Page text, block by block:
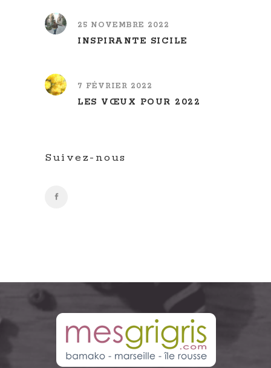
25 NOVEMBRE 2022
INSPIRANTE SICILE
7 FÉVRIER 2022
LES VŒUX POUR 2022
Suivez-nous